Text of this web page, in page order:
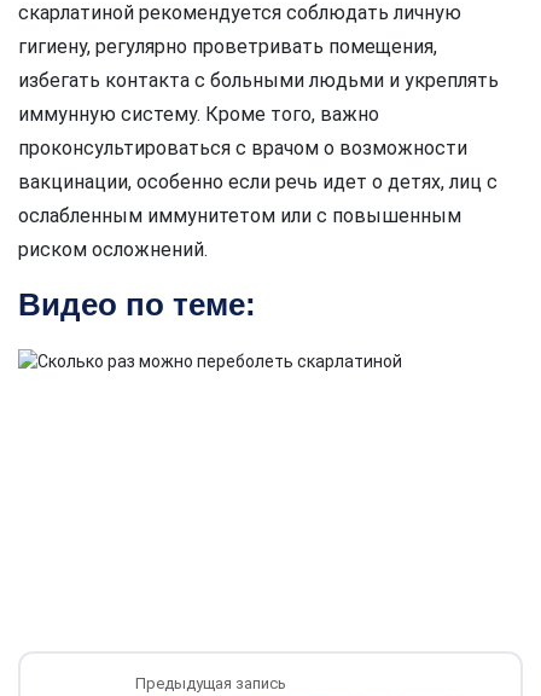
скарлатиной рекомендуется соблюдать личную
гигиену, регулярно проветривать помещения,
избегать контакта с больными людьми и укреплять
иммунную систему. Кроме того, важно
проконсультироваться с врачом о возможности
вакцинации, особенно если речь идет о детях, лиц с
ослабленным иммунитетом или с повышенным
риском осложнений.
Видео по теме:
Предыдущая запись